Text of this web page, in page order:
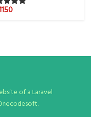
of a Laravel